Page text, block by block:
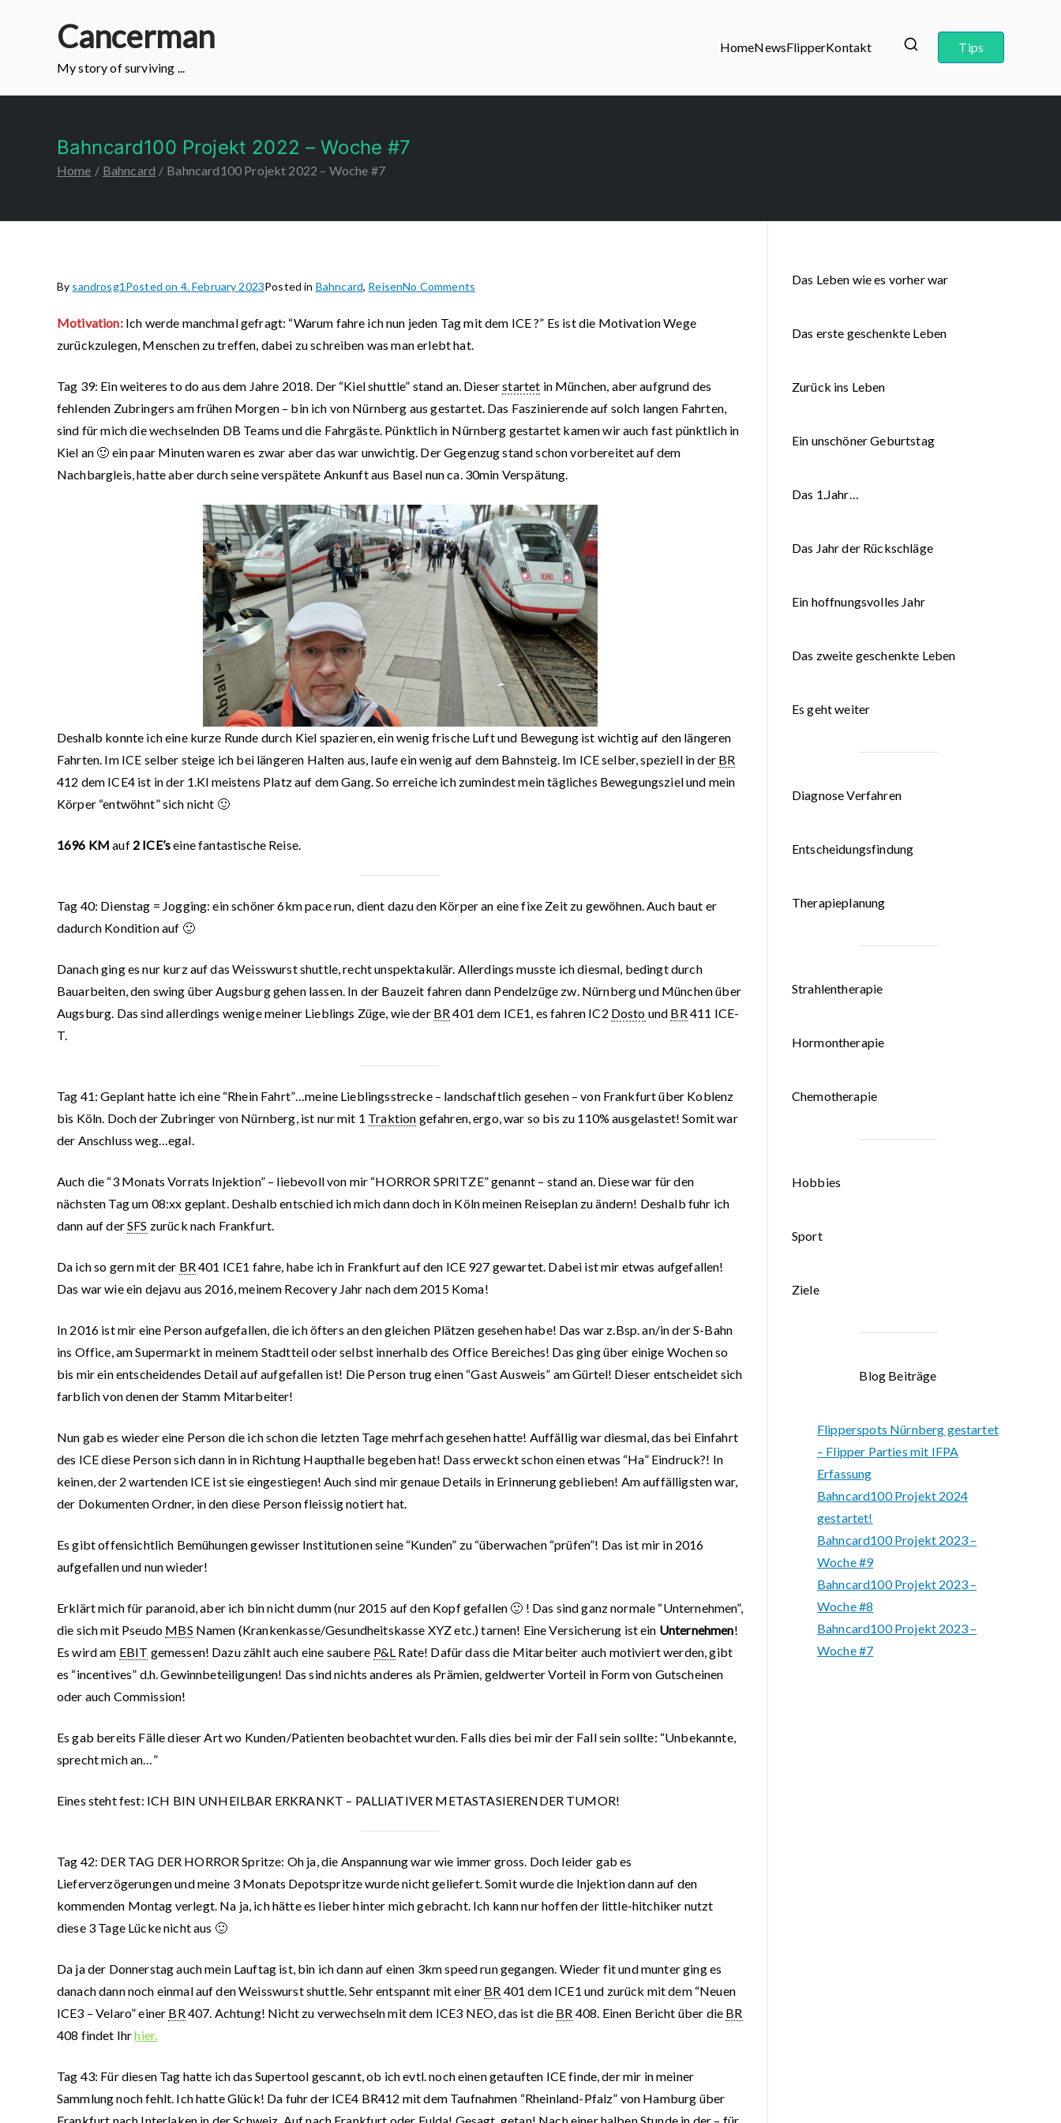
Cancerman
My story of surviving ...
HomeNewsFlipperKontakt Tips
Bahncard100 Projekt 2022 – Woche #7
Home Bahncard Bahncard100 Projekt 2022 – Woche #7
By sandrosg1 Posted on 4. February 2023Posted in Bahncard, ReisenNo Comments
Projekt
Woche
#7
Motivation:Ich werde manchmal gefragt: “Warum fahre ich nun jeden Tag mit dem ICE ?” Es ist die Motivation Wege
zurückzulegen, Menschen zu treffen, dabei zu schreiben was man erlebt hat.
Tag 39: Ein weiteres to do aus dem Jahre 2018. Der “Kiel shuttle” stand an. Dieserstartet in München, aber aufgrund des
fehlenden Zubringers am frühen Morgen – bin ich von Nürnberg aus gestartet. Das Faszinierende auf solch langen Fahrten,
sind für mich die wechselnden DB Teams und die Fahrgäste. Pünktlich in Nürnberg gestartet kamen wir auch fast pünktlich in
Kiel an 🙂 ein paar Minuten waren es zwar aber das war unwichtig. Der Gegenzug stand schon vorbereitet auf dem
Nachbargleis, hatte aber durch seine verspätete Ankunft aus Basel nun ca. 30min Verspätung.
Deshalb konnte ich eine kurze Runde durch Kiel spazieren, ein wenig frische Luft und Bewegung ist wichtig auf den längeren
Fahrten. Im ICE selber steige ich bei längeren Halten aus, laufe ein wenig auf dem Bahnsteig. Im ICE selber, speziell in der BR
412 dem ICE4 ist in der 1.Kl meistens Platz auf dem Gang. So erreiche ich zumindest mein tägliches Bewegungsziel und mein
Körper “entwöhnt” sich nicht 🙂
1696 KM auf 2 ICE’seine fantastische Reise.
Tag 40: Dienstag = Jogging: ein schöner 6km pace run, dient dazu den Körper an eine fixe Zeit zu gewöhnen. Auch baut er
dadurch Kondition auf 🙂
Danach ging es nur kurz auf das Weisswurst shuttle, recht unspektakulär. Allerdings musste ich diesmal, bedingt durch
Bauarbeiten, den swing über Augsburg gehen lassen. In der Bauzeit fahren dann Pendelzüge zw. Nürnberg und München über
Augsburg. Das sind allerdings wenige meiner Lieblings Züge, wie der BR401 dem ICE1, es fahren IC2 Dosto und BR411 ICE-
T.
Tag 41: Geplant hatte ich eine “Rhein Fahrt”…meine Lieblingsstrecke – landschaftlich gesehen – von Frankfurt über Koblenz
bis Köln. Doch der Zubringer von Nürnberg, ist nur mit 1 Traktion gefahren, ergo, war so bis zu 110% ausgelastet! Somit war
der Anschluss weg…egal.
Auch die “3 Monats Vorrats Injektion” – liebevoll von mir “HORROR SPRITZE” genannt – stand an. Diese war für den
nächsten Tag um 08:xx geplant. Deshalb entschied ich mich dann doch in Köln meinen Reiseplan zu ändern! Deshalb fuhr ich
dann auf derSFS zurück nach Frankfurt.
Da ich so gern mit der BR401 ICE1 fahre, habe ich in Frankfurt auf den ICE 927 gewartet. Dabei ist mir etwas aufgefallen!
Das war wie ein dejavu aus 2016, meinem Recovery Jahr nach dem 2015 Koma!
In 2016 ist mir eine Person aufgefallen, die ich öfters an den gleichen Plätzen gesehen habe! Das war z.Bsp. an/in der S-Bahn
ins Office, am Supermarkt in meinem Stadtteil oder selbst innerhalb des Office Bereiches! Das ging über einige Wochen so
bis mir ein entscheidendes Detail auf aufgefallen ist! Die Person trug einen “Gast Ausweis” am Gürtel! Dieser entscheidet sich
farblich von denen der Stamm Mitarbeiter!
Nun gab es wieder eine Person die ich schon die letzten Tage mehrfach gesehen hatte! Auffällig war diesmal, das bei Einfahrt
des ICE diese Person sich dann in in Richtung Haupthalle begeben hat! Dass erweckt schon einen etwas “Ha” Eindruck?! In
keinen, der 2 wartenden ICE ist sie eingestiegen! Auch sind mir genaue Details in Erinnerung geblieben! Am auffälligsten war,
der Dokumenten Ordner, in den diese Person fleissig notiert hat.
Es gibt offensichtlich Bemühungen gewisser Institutionen seine “Kunden” zu “überwachen “prüfen”! Das ist mir in 2016
aufgefallen und nun wieder!
Erklärt mich für paranoid, aber ich bin nicht dumm (nur 2015 auf den Kopf gefallen 🙂 ! Das sind ganz normale “Unternehmen”,
die sich mit Pseudo MBS Namen (Krankenkasse/Gesundheitskasse XYZ etc.) tarnen! Eine Versicherung ist ein Unternehmen!
Es wird am EBIT gemessen! Dazu zählt auch eine saubere P&L Rate! Dafür dass die Mitarbeiter auch motiviert werden, gibt
es “incentives” d.h. Gewinnbeteiligungen! Das sind nichts anderes als Prämien, geldwerter Vorteil in Form von Gutscheinen
oder auch Commission!
Es gab bereits Fälle dieser Art wo Kunden/Patienten beobachtet wurden. Falls dies bei mir der Fall sein sollte: “Unbekannte,
sprecht mich an…”
Eines steht fest: ICH BIN UNHEILBAR ERKRANKT – PALLIATIVER METASTASIERENDER TUMOR!
Tag 42: DER TAG DER HORROR Spritze: Oh ja, die Anspannung war wie immer gross. Doch leider gab es
Lieferverzögerungen und meine 3 Monats Depotspritze wurde nicht geliefert. Somit wurde die Injektion dann auf den
kommenden Montag verlegt. Na ja, ich hätte es lieber hinter mich gebracht. Ich kann nur hoffen der little-hitchiker nutzt
diese 3 Tage Lücke nicht aus 🙂
Da ja der Donnerstag auch mein Lauftag ist, bin ich dann auf einen 3km speed run gegangen. Wieder fit und munter ging es
danach dann noch einmal auf den Weisswurst shuttle. Sehr entspannt mit einer BR 401 dem ICE1 und zurück mit dem “Neuen
ICE3 – Velaro” einer BR407. Achtung! Nicht zu verwechseln mit dem ICE3 NEO, das ist die BR 408. Einen Bericht über die BR
408 findet Ihrhier.
Tag 43: Für diesen Tag hatte ich das Supertool gescannt, ob ich evtl. noch einen getauften ICE finde, der mir in meiner
Sammlung noch fehlt. Ich hatte Glück! Da fuhr der ICE4 BR412 mit dem Taufnahmen “Rheinland-Pfalz” von Hamburg über
Das Leben wie es vorher war
Das erste geschenkte Leben
Zurück ins Leben
Ein unschöner Geburtstag
Das 1.Jahr…
Das Jahr der Rückschläge
Ein hoffnungsvolles Jahr
Das zweite geschenkte Leben
Es geht weiter
Diagnose Verfahren
Entscheidungsfindung
Therapieplanung
Strahlentherapie
Hormontherapie
Chemotherapie
Hobbies
Sport
Ziele
Blog Beiträge
Flipperspots Nürnberg gestartet
– Flipper Parties mit IFPA
Erfassung
Bahncard100 Projekt 2024
gestartet!
Bahncard100 Projekt 2023 –
Woche #9
Bahncard100 Projekt 2023 –
Woche #8
Bahncard100 Projekt 2023 –
Woche #7